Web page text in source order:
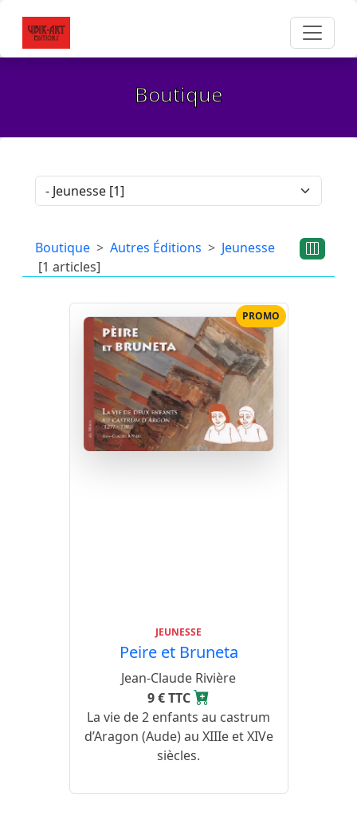
Boutique
Boutique Autres Éditions
Jeunesse
[1 articles]
PROMO
JEUNESSE
Peire et Bruneta
Jean-Claude Rivière
9 € TTC
La vie de 2 enfants au castrum
d’Aragon (Aude) au XIIIe et XIVe
siècles.